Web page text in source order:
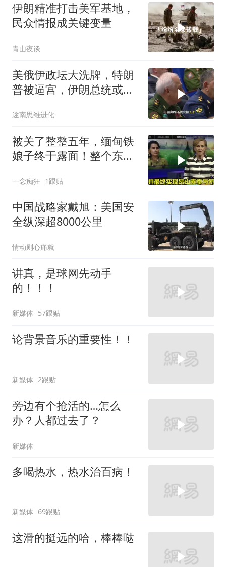
伊朗精准打击美军基地，
民众情报成关键变量
青山夜谈
美俄伊政坛大洗牌，特朗
普被逼宫，伊朗总统或下
途南思维进化
被关了整整五年，缅甸铁
娘子终于露面！整个东南
一念痴狂 1跟贴
中国战略家戴旭：美国安
全纵深超8000公里
情动则心痛就
讲真，是球网先动手
的！！！
新媒体 57跟贴
论背景音乐的重要性！！
新媒体 2跟贴
旁边有个抢活的…怎么
办？人都过去了？
新媒体
多喝热水，热水治百病！
新媒体 69跟贴
这滑的挺远的哈，棒棒哒